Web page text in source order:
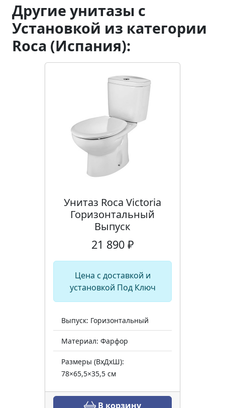
Другие унитазы с
Установкой из категории
Roca (Испания):
Унитаз Roca Victoria
Горизонтальный
Выпуск
21 890 ₽
Цена с доставкой и
установкой Под Ключ
Выпуск: Горизонтальный
Материал: Фарфор
Размеры (ВхДхШ):
78×65,5×35,5 см
В корзину